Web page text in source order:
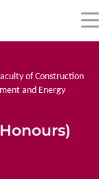
of Construction
and Energy